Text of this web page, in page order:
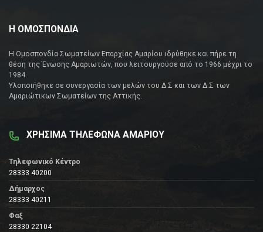
Η ΟΜΟΣΠΟΝΔΙΑ
Η Ομοσπονδία Σωματείων Επαρχίας Αμαρίου ιδρύθηκε και πήρε τη
θέση της Ένωσης Αμαριωτών, που λειτουργούσε από το 1966 μέχρι το
1984.
Υλοποιήθηκε σε συνεργασία των μελών του Δ.Σ και των Δ.Σ των
Αμαριώτικων Σωματείων της Αττικής.
ΧΡΗΣΙΜΑ ΤΗΛΕΦΩΝΑ ΑΜΑΡΙΟΥ
Τηλεφωνικό Κέντρο
28333 40200
Δήμαρχος
28333 40211
Φαξ
28330 22104